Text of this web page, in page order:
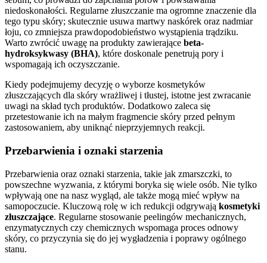
niedoskonałości. Regularne złuszczanie ma ogromne znaczenie dla
tego typu skóry; skutecznie usuwa martwy naskórek oraz nadmiar
łoju, co zmniejsza prawdopodobieństwo wystąpienia trądziku.
Warto zwrócić uwagę na produkty zawierające beta-
hydroksykwasy (BHA), które doskonale penetrują pory i
wspomagają ich oczyszczanie.
Kiedy podejmujemy decyzję o wyborze kosmetyków
złuszczających dla skóry wrażliwej i tłustej, istotne jest zwracanie
uwagi na skład tych produktów. Dodatkowo zaleca się
przetestowanie ich na małym fragmencie skóry przed pełnym
zastosowaniem, aby uniknąć nieprzyjemnych reakcji.
Przebarwienia i oznaki starzenia
Przebarwienia oraz oznaki starzenia, takie jak zmarszczki, to
powszechne wyzwania, z którymi boryka się wiele osób. Nie tylko
wpływają one na nasz wygląd, ale także mogą mieć wpływ na
samopoczucie. Kluczową rolę w ich redukcji odgrywają kosmetyki
złuszczające. Regularne stosowanie peelingów mechanicznych,
enzymatycznych czy chemicznych wspomaga proces odnowy
skóry, co przyczynia się do jej wygładzenia i poprawy ogólnego
stanu.